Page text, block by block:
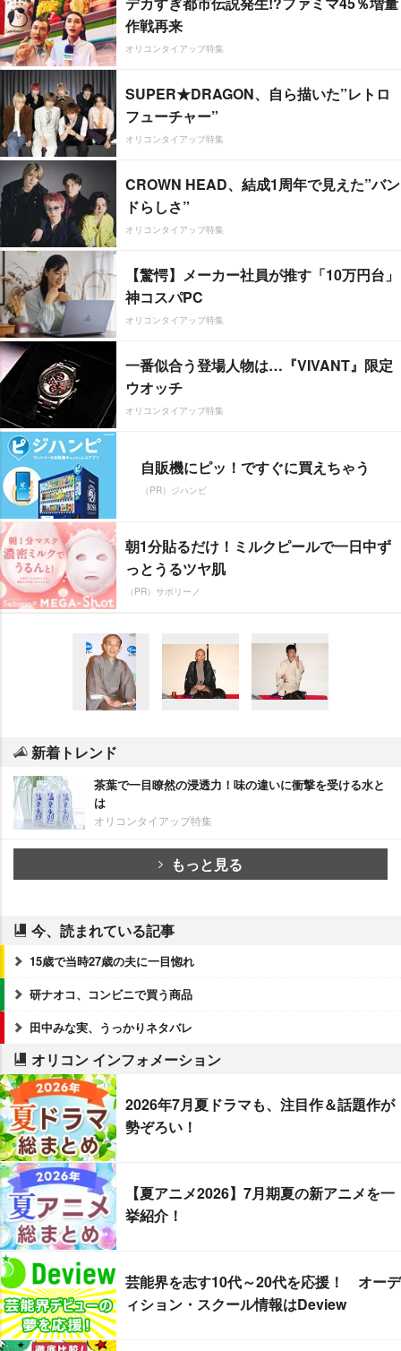
作戦再来
オリコンタイアップ特集
SUPER★DRAGON、自ら描いた”レトロ
フューチャー”
オリコンタイアップ特集
CROWN HEAD、結成1周年で見えた”バン
ドらしさ”
オリコンタイアップ特集
【驚愕】メーカー社員が推す「10万円台」
神コスパPC
オリコンタイアップ特集
一番似合う登場人物は…『VIVANT』限定
ウオッチ
オリコンタイアップ特集
自販機にピッ！ですぐに買えちゃう
（PR）ジハンピ
朝1分貼るだけ！ミルクピールで一日中ず
っとうるツヤ肌
（PR）サボリーノ
新着トレンド
茶葉で一目瞭然の浸透力！味の違いに衝撃を受ける水と
は
オリコンタイアップ特集
もっと見る
今、読まれている記事
15歳で当時27歳の夫に一目惚れ
研ナオコ、コンビニで買う商品
田中みな実、うっかりネタバレ
オリコン インフォメーション
2026年7月夏ドラマも、注目作＆話題作が
勢ぞろい！
【夏アニメ2026】7月期夏の新アニメを一
挙紹介！
芸能界を志す10代～20代を応援！ オーデ
ィション・スクール情報はDeview